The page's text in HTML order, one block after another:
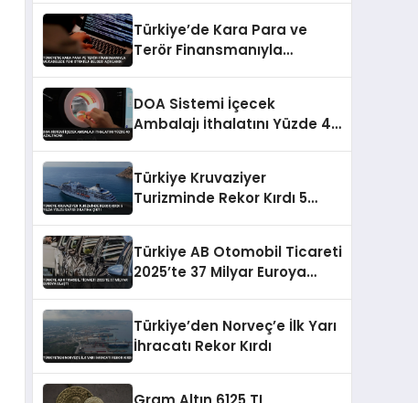
Türkiye’de Kara Para ve
Terör Finansmanıyla
DOA Sistemi İçecek
Ambalajı İthalatını Yüzde 40
Türkiye Kruvaziyer
Turizminde Rekor Kırdı 5
Türkiye AB Otomobil Ticareti
2025’te 37 Milyar Euroya
Türkiye’den Norveç’e İlk Yarı
İhracatı Rekor Kırdı